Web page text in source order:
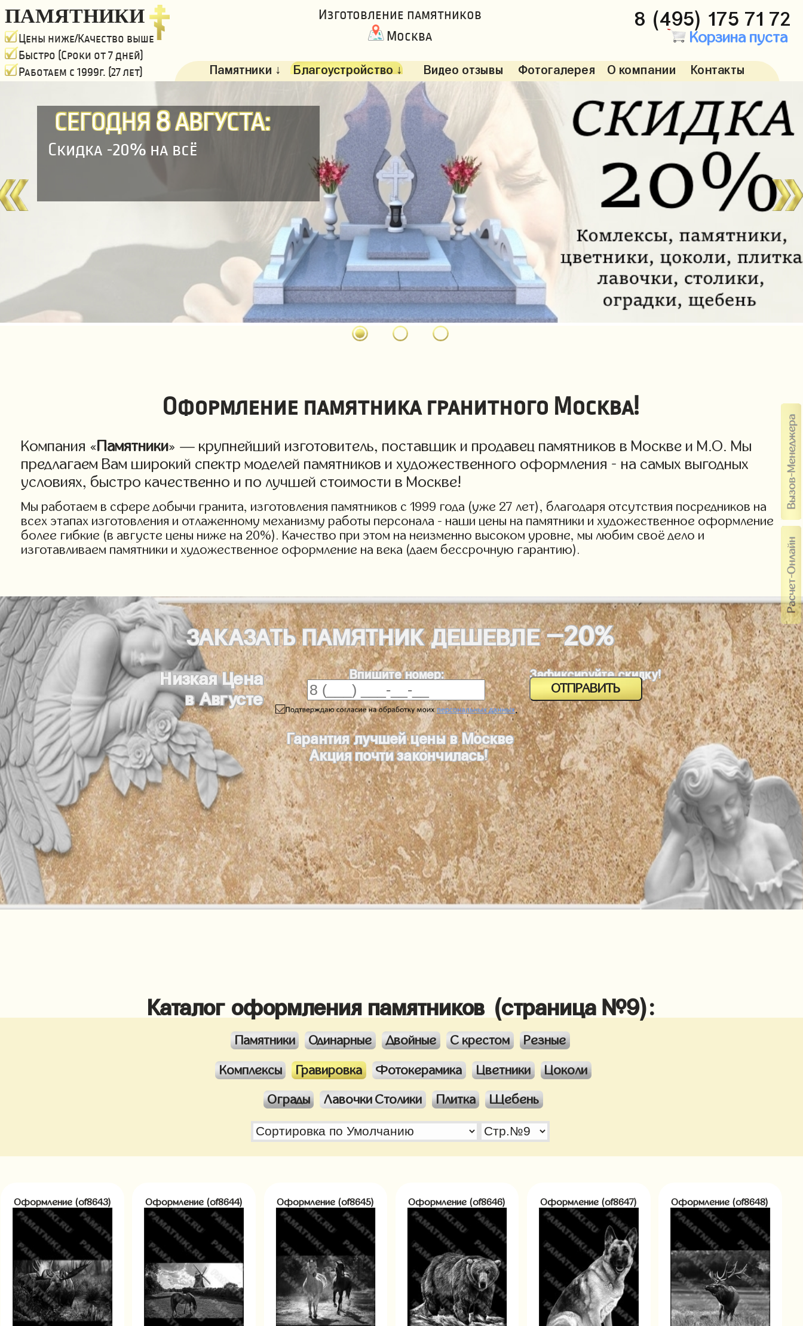
ПАМЯТНИКИ
Цены ниже/Качество выше
Быстро (Сроки от 7 дней)
Работаем с 1999г. (27 лет)
Изготовление памятников
Москва
8 (495) 175 71 72
Корзина пуста
Памятники ↓ Благоустройство ↓ Видео отзывы Фотогалерея О компании Контакты
СЕГОДНЯ 8АВГУСТА:
Скидка -20% на всё
Оформление памятника гранитного Москва!
Компания « Памятники» — крупнейший изготовитель, поставщик и продавец памятников в Москве и М.О. Мы
предлагаем Вам широкий спектр моделей памятников и художественного оформления - на самых выгодных
условиях, быстро качественно и по лучшей стоимости в Москве!
Мы работаем в сфере добычи гранита, изготовления памятников с 1999 года (уже 27 лет), благодаря отсутствия посредников на
всех этапах изготовления и отлаженному механизму работы персонала - наши цены на памятники и художественное оформление
более гибкие (в августе цены ниже на 20%). Качество при этом на неизменно высоком уровне, мы любим своё дело и
изготавливаем памятники и художественное оформление на века (даем бессрочную гарантию).
ЗАКАЗАТЬПАМЯТНИКДЕШЕВЛЕ-20%
Низкая Цена
в Августе
Впишите номер:
.
Зафиксируйте скидку!
Гарантия лучшей цены в Москве
Акция почти закончилась!
Каталог оформления памятников (страница №9):
Памятники Одинарные Двойные С крестом Резные
Комплексы Гравировка Фотокерамика Цветники Цоколи
Ограды Лавочки Столики Плитка Щебень
Оформление (of8643) Оформление (of8644) Оформление (of8645) Оформление (of8646) Оформление (of8647) Оформление (of8648)